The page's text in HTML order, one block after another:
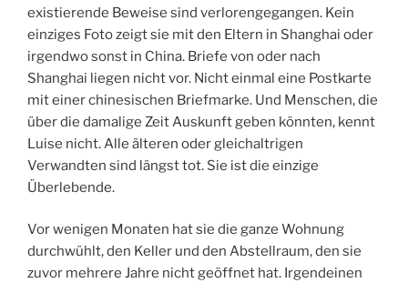
existierende Beweise sind verlorengegangen. Kein
einziges Foto zeigt sie mit den Eltern in Shanghai oder
irgendwo sonst in China. Briefe von oder nach
Shanghai liegen nicht vor. Nicht einmal eine Postkarte
mit einer chinesischen Briefmarke. Und Menschen, die
über die damalige Zeit Auskunft geben könnten, kennt
Luise nicht. Alle älteren oder gleichaltrigen
Verwandten sind längst tot. Sie ist die einzige
Überlebende.
Vor wenigen Monaten hat sie die ganze Wohnung
durchwühlt, den Keller und den Abstellraum, den sie
zuvor mehrere Jahre nicht geöffnet hat. Irgendeinen